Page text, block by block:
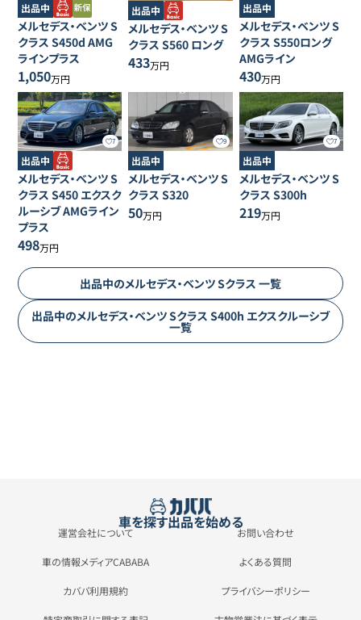
出品中
メルセデス・ベンツS
クラス S450d AMG
ラインプラス
1,050万円
出品中
メルセデス・ベンツS
クラス S560 ロング
433万円
出品中
メルセデス・ベンツS
クラス S550ロング
AMGライン
430万円
7
出品中
メルセデス・ベンツS
クラス S450 エクスク
ルーシブ AMGライン
プラス
498万円
9
出品中
メルセデス・ベンツS
クラス S320
50万円
7
出品中
メルセデス・ベンツS
クラス S300h
219万円
出品中のメルセデス・ベンツSクラス 一覧
出品中のメルセデス・ベンツSクラス S400h エクスクルーシブ
一覧
車を探す出品を始める
運営会社について お問い合わせ
車の情報メディアCABABA よくある質問
カババ利用規約 プライバシーポリシー